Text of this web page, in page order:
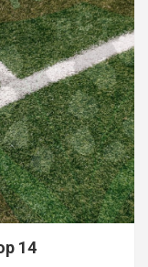
14